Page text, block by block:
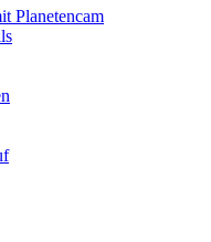
Planetencam